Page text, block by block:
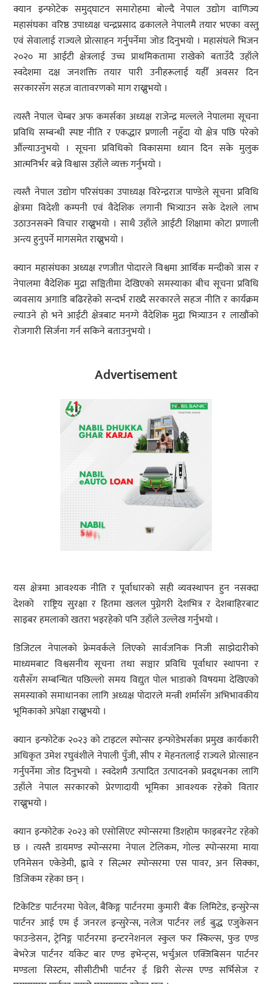
क्यान इन्फोटेक समुद्घाटन समारोहमा बोल्दै नेपाल उद्योग वाणिज्य
महासंघका वरिष्ठ उपाध्यक्ष चन्द्रप्रसाद ढकालले नेपालमै तयार भएका वस्तु
एवं सेवालाई राज्यले प्रोत्साहन गर्नुपर्नेमा जोड दिनुभयो । महासंघले भिजन
२०२० मा आईटी क्षेत्रलाई उच्च प्राथमिकतामा राखेको बताउँदै उहाँले
स्वदेशमा दक्ष जनशक्ति तयार पारी उनीहरूलाई यहीँ अवसर दिन
सरकारसँग सहज वातावरणको माग राख्नुभयो ।
त्यस्तै नेपाल चेम्बर अफ कमर्सका अध्यक्ष राजेन्द्र मल्लले नेपालमा सूचना
प्रविधि सम्बन्धी स्पष्ट नीति र एकद्धार प्रणाली नहुँदा यो क्षेत्र पछि परेको
औंल्याउनुभयो । सूचना प्रविधिको विकासमा ध्यान दिन सके मुलुक
आत्मनिर्भर बन्ने विश्वास उहाँले व्यक्त गर्नुभयो ।
त्यस्तै नेपाल उद्योग परिसंघका उपाध्यक्ष विरेन्द्रराज पाण्डेले सूचना प्रविधि
क्षेत्रमा विदेशी कम्पनी एवं वैदेशिक लगानी भित्र्याउन सके देशले लाभ
उठाउनसक्ने विचार राख्नुभयो । साथै उहाँले आईटी शिक्षामा कोटा प्रणाली
अन्त्य हुनुपर्ने मागसमेत राख्नुभयो ।
क्यान महासंघका अध्यक्ष रणजीत पोदारले विश्वमा आर्थिक मन्दीको त्रास र
नेपालमा वैदेशिक मुद्रा सञ्चितीमा देखिएको समस्याका बीच सूचना प्रविधि
व्यवसाय अगाडि बढिरहेको सन्दर्भ राख्दै सरकारले सहज नीति र कार्यक्रम
ल्याउने हो भने आईटी क्षेत्रबाट मनग्गे वैदेशिक मुद्रा भित्र्याउन र लाखौंको
रोजगारी सिर्जना गर्न सकिने बताउनुभयो ।
Advertisement
यस क्षेत्रमा आवश्यक नीति र पूर्वाधारको सही व्यवस्थापन हुन नसक्दा
देशको राष्ट्रिय सुरक्षा र हितमा खलल पुग्नेगरी देशभित्र र देशबाहिरबाट
साइबर हमलाको खतरा भइरहेको पनि उहाँले उल्लेख गर्नुभयो ।
डिजिटल नेपालको फ्रेमवर्कले लिएको सार्वजनिक निजी साझेदारीको
माध्यमबाट विश्वसनीय सूचना तथा सञ्चार प्रविधि पूर्वाधार स्थापना र
यसैसँग सम्बन्धित पछिल्लो समय विद्युत पोल भाडाको विषयमा देखिएको
समस्याको समाधानका लागि अध्यक्ष पोदारले मन्त्री शर्मासँग अभिभावकीय
भूमिकाको अपेक्षा राख्नुभयो ।
क्यान इन्फोटेक २०२३ को टाइटल स्पोन्सर इन्फोडेभर्सका प्रमुख कार्यकारी
अधिकृत उमेश रघुवंशीले नेपाली पुँजी, सीप र मेहनतलाई राज्यले प्रोत्साहन
गर्नुपर्नेमा जोड दिनुभयो । स्वदेशमै उत्पादित उत्पादनको प्रवद्र्धनका लागि
उहाँले नेपाल सरकारको प्रेरणादायी भूमिका आवश्यक रहेको वितार
राख्नुभयो ।
क्यान इन्फोटेक २०२३ को एसोसिएट स्पोन्सरमा डिशहोम फाइबरनेट रहेको
छ । त्यस्तै डायमण्ड स्पोन्सरमा नेपाल टेलिकम, गोल्ड स्पोन्सरमा माया
एनिमेसन एकेडेमी, ह्वावे र सिल्भर स्पोन्सरमा एस पावर, अन सिक्का,
डिजिकम रहेका छन् ।
टिकेटिङ पार्टनरमा पेवेल, बैकिङ्ग पार्टनरमा कुमारी बैंक लिमिटेड, इन्सुरेन्स
पार्टनर आई एम ई जनरल इन्सुरेन्स, नलेज पार्टनर लर्ड बुद्ध एजुकेसन
फाउन्डेसन, ट्रेनिङ्ग पार्टनरमा इन्टरनेशनल स्कुल फर स्किल्स, फुड एण्ड
बेभरेज पार्टनर र्याकेट बार एण्ड इभेन्ट्स, भर्चुअल एक्जिबिसन पार्टनर
मण्डला सिस्टम, सीसीटीभी पार्टनर ई थ्रिरी सेल्स एण्ड सर्भिसेज र